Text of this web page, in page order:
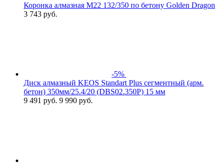
Коронка алмазная М22 132/350 по бетону Golden Dragon
3 743 руб.
-5%
Диск алмазный KEOS Standart Plus сегментный (арм.
бетон) 350мм/25.4/20 (DBS02.350P) 15 мм
9 491 руб. 9 990 руб.